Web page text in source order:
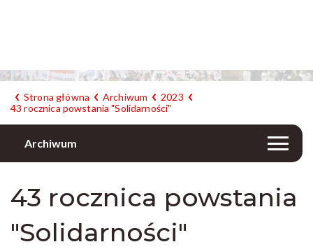
Strona główna Archiwum
2023
43 rocznica powstania "Solidarności"
Archiwum
43 rocznica powstania
"Solidarności"